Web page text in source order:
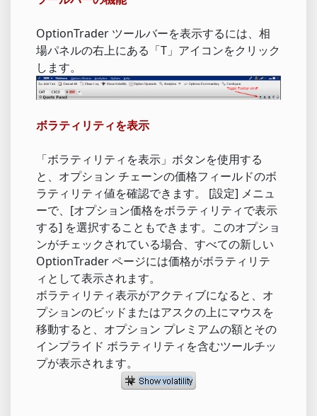
OptionTrader ツールバーを表示するには、相
場パネルの右上にある「T」アイコンをクリック
します。
ボラティリティを表示
「ボラティリティを表示」ボタンを使用する
と、オプション チェーンの価格フィールドのボ
ラティリティ値を確認できます。 [設定] メニュ
ーで、[オプション価格をボラティリティで表示
する] を選択することもできます。このオプショ
ンがチェックされている場合、すべての新しい
OptionTrader ページには価格がボラティリテ
ィとして表示されます。
ボラティリティ表示がアクティブになると、オ
プションのビッドまたはアスクの上にマウスを
移動すると、オプション プレミアムの額とその
インプライド ボラティリティを含むツールチッ
プが表示されます。